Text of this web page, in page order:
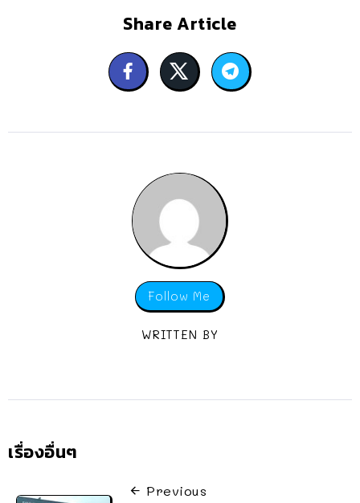
Share Article
Follow Me
WRITTEN BY
เรื่องอื่นๆ
Previous